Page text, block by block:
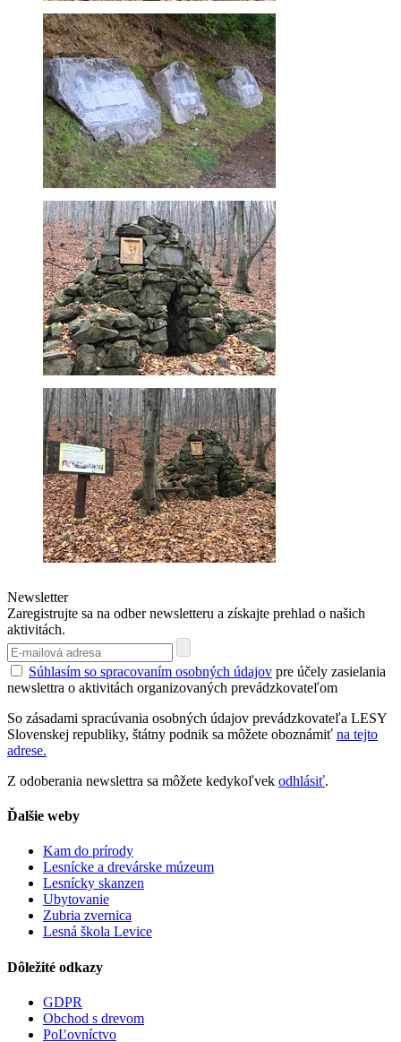
Newsletter
Zaregistrujte sa na odber newsletteru a získajte prehlad o našich
aktivitách.
Súhlasím so spracovaním osobných údajov pre účely zasielania
newslettra o aktivitách organizovaných prevádzkovateľom
So zásadami spracúvania osobných údajov prevádzkovateľa LESY
Slovenskej republiky, štátny podnik sa môžete oboznámiť na tejto
adrese.
Z odoberania newslettra sa môžete kedykoľvek odhlásiť.
Ďalšie weby
Kam do prírody
Lesnícke a drevárske múzeum
Lesnícky skanzen
Ubytovanie
Zubria zvernica
Lesná škola Levice
Dôležité odkazy
GDPR
Obchod s drevom
PoĽovníctvo